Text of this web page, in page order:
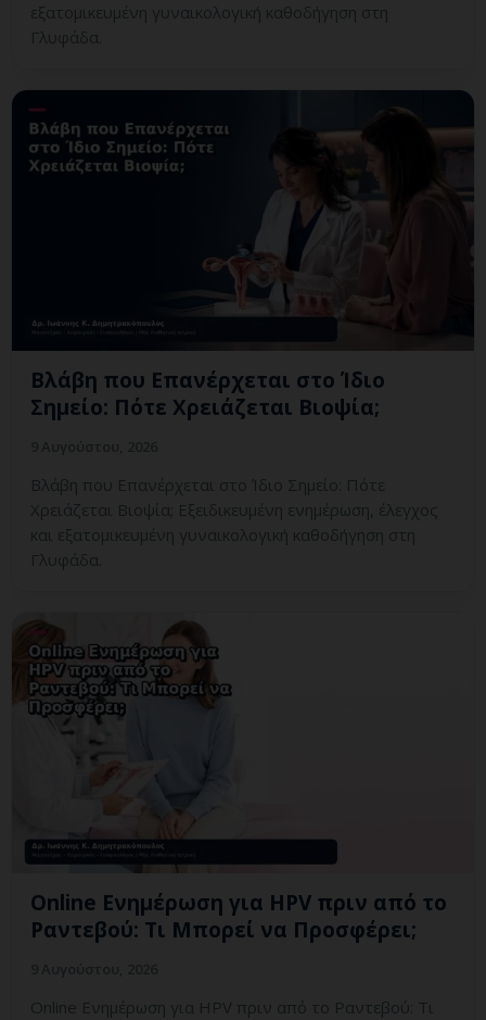
εξατομικευμένη γυναικολογική καθοδήγηση στη
Γλυφάδα.
Βλάβη που Επανέρχεται στο Ίδιο
Σημείο: Πότε Χρειάζεται Βιοψία;
Βλάβη που Επανέρχεται στο Ίδιο Σημείο: Πότε
Χρειάζεται Βιοψία; Εξειδικευμένη ενημέρωση, έλεγχος
και εξατομικευμένη γυναικολογική καθοδήγηση στη
Γλυφάδα.
Online Ενημέρωση για HPV πριν από το
Ραντεβού: Τι Μπορεί να Προσφέρει;
Online Ενημέρωση για HPV πριν από το Ραντεβού: Τι